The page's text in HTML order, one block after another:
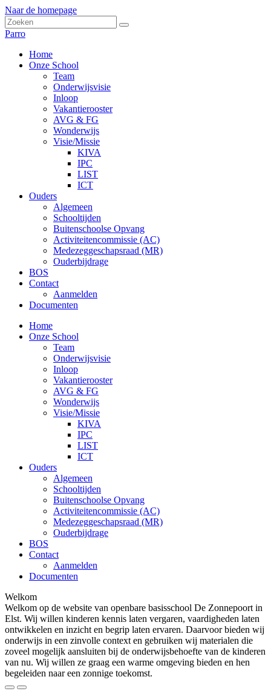
Naar de homepage
Parro
Home
Onze School
Team
Onderwijsvisie
Inloop
Vakantierooster
AVG & FG
Wonderwijs
Visie/Missie
KIVA
IPC
LIST
ICT
Ouders
Algemeen
Schooltijden
Buitenschoolse Opvang
Activiteitencommissie (AC)
Medezeggeschapsraad (MR)
Ouderbijdrage
BOS
Contact
Aanmelden
Documenten
Home
Onze School
Team
Onderwijsvisie
Inloop
Vakantierooster
AVG & FG
Wonderwijs
Visie/Missie
KIVA
IPC
LIST
ICT
Ouders
Algemeen
Schooltijden
Buitenschoolse Opvang
Activiteitencommissie (AC)
Medezeggeschapsraad (MR)
Ouderbijdrage
BOS
Contact
Aanmelden
Documenten
Welkom
Welkom op de website van openbare basisschool De Zonnepoort in
Elst. Wij willen kinderen kennis laten vergaren, vaardigheden laten
ontwikkelen en inzicht en begrip laten ervaren. Daarvoor bieden wij
onderwijs in een zinvolle context en gebruiken wij materialen die
zoveel mogelijk aansluiten bij de onderwijsbehoefte van de kinderen
van nu. Wij willen ze graag een warme omgeving bieden en hen
begeleiden naar een zonnige toekomst.